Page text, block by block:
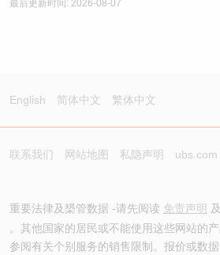
最后更新时间: 2026-08-07
English 简体中文 繁体中文
联系我们 网站地图 私隐声明 ubs.com
重要法律及槼管数据 -请先阅读 免责声明 及
。其他国家的居民或不能使用这些网站的
参阅有关个别服务的销售限制。报价或数